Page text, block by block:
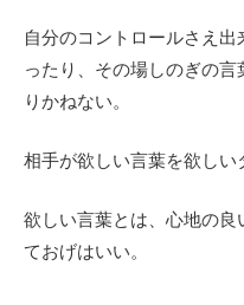
自分のコントロールさえ
ったり、その場しのぎの
りかねない。
相手が欲しい言葉を欲しい
欲しい言葉とは、心地の
ておげはいい。